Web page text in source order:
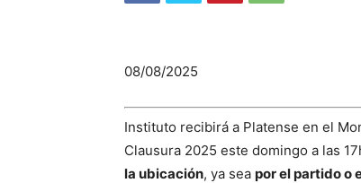
08/08/2025
Instituto recibirá a Platense en el
Clausura 2025 este domingo a las
la ubicación, ya sea por el partido o